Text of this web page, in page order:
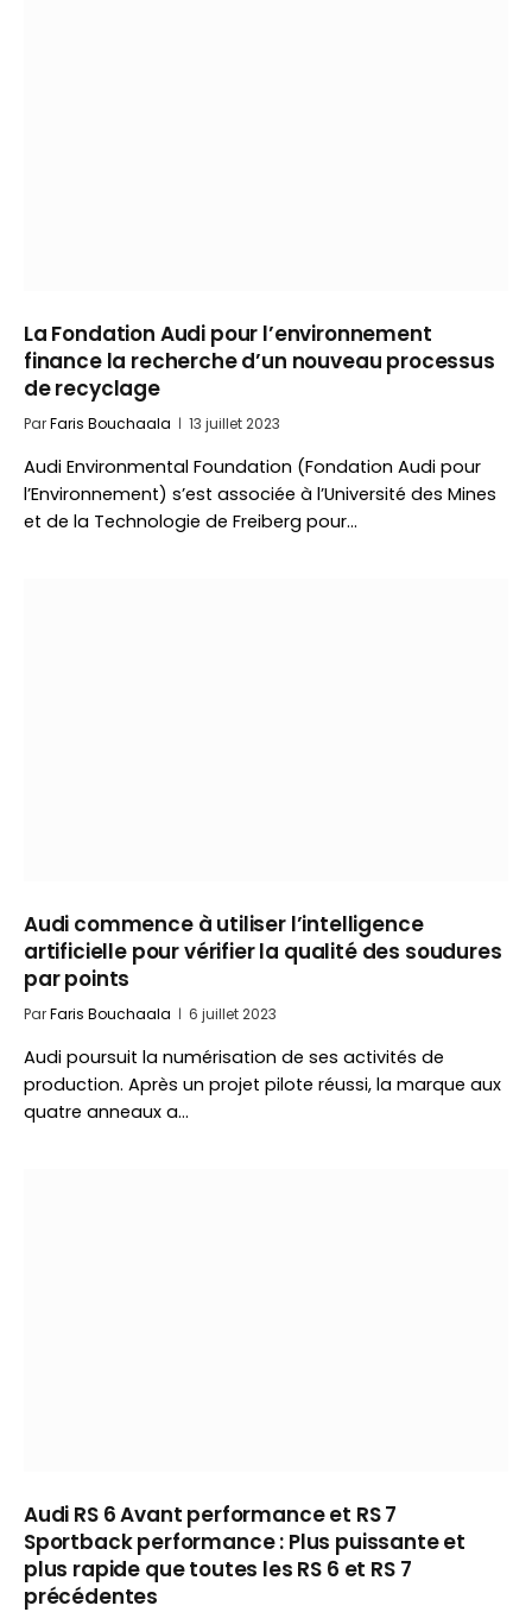
La Fondation Audi pour l’environnement
finance la recherche d’un nouveau processus
de recyclage
ParFaris Bouchaala 13 juillet 2023
Audi Environmental Foundation (Fondation Audi pour
l’Environnement) s’est associée à l’Université des Mines
et de la Technologie de Freiberg pour…
Audi commence à utiliser l’intelligence
artificielle pour vérifier la qualité des soudures
par points
ParFaris Bouchaala 6 juillet 2023
Audi poursuit la numérisation de ses activités de
production. Après un projet pilote réussi, la marque aux
quatre anneaux a…
Audi RS 6 Avant performance et RS 7
Sportback performance : Plus puissante et
plus rapide que toutes les RS 6 et RS 7
précédentes